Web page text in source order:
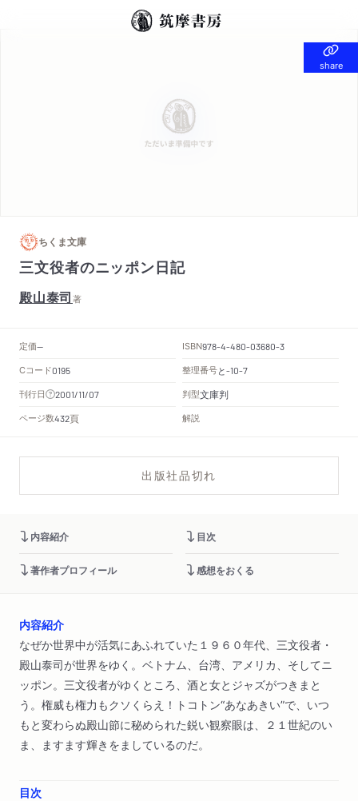
share
share
ちくま文庫
三文役者のニッポン日記
殿山泰司著
定価-- ISBN978-4-480-03680-3
Cコード0195 整理番号と-10-7
刊行日 2001/11/07 判型文庫判
ページ数432頁 解説
出版社品切れ
内容紹介 目次
著作者プロフィール 感想をおくる
内容紹介
なぜか世界中が活気にあふれていた１９６０年代、三文役者・
殿山泰司が世界をゆく。ベトナム、台湾、アメリカ、そしてニ
ッポン。三文役者がゆくところ、酒と女とジャズがつきまと
う。権威も権力もクソくらえ！トコトン“あなあきい”で、いつ
もと変わらぬ殿山節に秘められた鋭い観察眼は、２１世紀のい
ま、ますます輝きをましているのだ。
目次